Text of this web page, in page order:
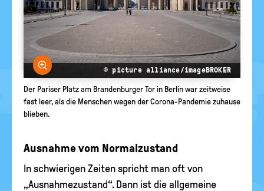
Bild vergrößern
© picture alliance/imageBROKER
Der Pariser Platz am Brandenburger Tor in Berlin war zeitweise
fast leer, als die Menschen wegen der Corona-Pandemie zuhause
blieben.
Ausnahme vom Normalzustand
In schwierigen Zeiten spricht man oft von
„Ausnahmezustand“. Dann ist die allgemeine